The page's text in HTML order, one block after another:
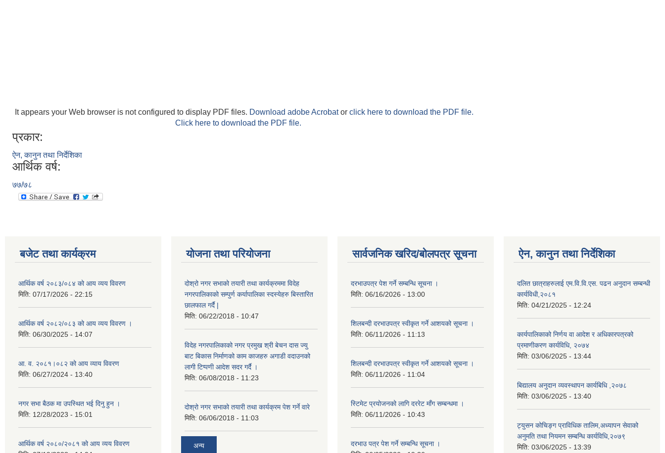
It appears your Web browser is not configured to display PDF files. Download adobe Acrobator click here to download the PDF file.
Click here to download the PDF file.
प्रकार:
ऐन, कानुन तथा निर्देशिका
आर्थिक वर्ष:
७७/७८
बजेट तथा कार्यक्रम
आर्थिक वर्ष २०८३/०८४ को आय व्यय विवरण
मिति: 07/17/2026 - 22:15
आर्थिक वर्ष २०८२/०८३ को आय व्यय विवरण ।
मिति: 06/30/2025 - 14:07
आ. व. २०८१।०८२ को आय व्याय विवरण
मिति: 06/27/2024 - 13:40
नगर सभा बैठक मा उपस्थित भई दिनु हुन ।
मिति: 12/28/2023 - 15:01
आर्थिक वर्ष २०८०/२०८१ को आय व्यय विवरण
योजना तथा परियोजना
दोश्रो नगर सभाको तयारी तथा कार्यक्रममा विदेह
नगरपालिकाको सम्पुर्ण कर्यापालिका स्दस्येहरु बिस्तारित
छालफाल गर्दै |
मिति: 06/22/2018 - 10:47
विदेह नगरपालिकाको नगर प्रमुख श्री बेचन दास ज्यु
बाट बिकास निर्माणको काम काजहरु अगाडी वदाउनको
लागी टिप्पणी आदेश सदर गर्दै ।
मिति: 06/08/2018 - 11:23
दोश्रो नगर सभाको तयारी तथा कार्यक्रम पेश गर्ने वारे
मिति: 06/06/2018 - 11:03
अन्य
सार्वजनिक खरिद/बोलपत्र सूचना
दरभाउपत्र पेश गर्ने सम्बन्धि सूचना ।
मिति: 06/16/2026 - 13:00
शिलबन्दी दरभाउपत्र स्वीकृत गर्ने आशयको सूचना ।
मिति: 06/11/2026 - 11:13
शिलबन्दी दरभाउपत्र स्वीकृत गर्ने आशयको सूचना ।
मिति: 06/11/2026 - 11:04
स्टिमेट प्रयोजनको लागि दररेट माँग सम्बन्धमा ।
मिति: 06/11/2026 - 10:43
दरभाउ पत्र पेश गर्ने सम्बन्धि सूचना ।
ऐन, कानुन तथा निर्देशिका
दलित छात्राहरुलाई एम.वि.वि.एस. पढन अनुदान सम्बन्धी
कार्यविधी,२०८१
मिति: 04/21/2025 - 12:24
कार्यपालिकाको निर्णय वा आदेश र अधिकारपत्रको
प्रमाणीकरण कार्यविधि, २०७४
मिति: 03/06/2025 - 13:44
बिद्यालय अनुदान व्यवस्थापन कार्यबिधि ,२०७८
मिति: 03/06/2025 - 13:40
ट्युसन कोचिङ्ग प्राविधिक तालिम,अध्यापन सेवाको
अनुमति तथा नियमन सम्बन्धि कार्यविधि,२०७९
मिति: 03/06/2025 - 13:39